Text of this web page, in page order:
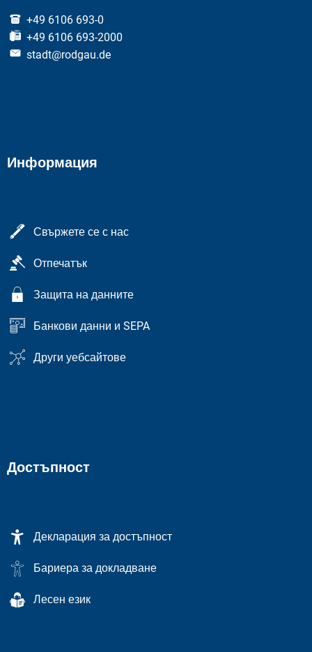
+49 6106 693-0
+49 6106 693-2000
stadt@rodgau.de
Информация
Свържете се с нас
Отпечатък
Защита на данните
Банкови данни и SEPA
Други уебсайтове
Достъпност
Декларация за достъпност
Бариера за докладване
Лесен език